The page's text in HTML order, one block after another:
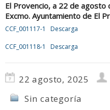
El Provencio, a 22 de agosto
Excmo. Ayuntamiento de El
CCF_001117-1 Descarga
CCF_001118-1 Descarga
22 agosto, 2025
Sin categoría